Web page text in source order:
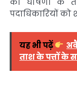
की घोषणा के
पदाधिकारियों को
यह भी पढ़ें
ताश के पत्तों के